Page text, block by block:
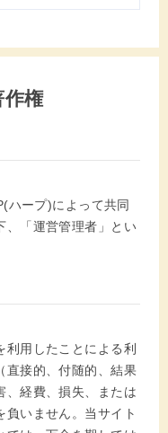
作権
ハープ)によって共同
、「運営管理者」とい
用したことによる利
直接的、付随的、結果
、経費、損失、または
負いません。当サイト